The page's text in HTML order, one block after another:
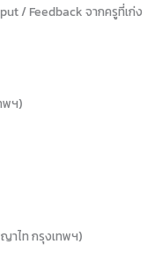
/ Feedback จากครูที่เก่ง
พฯ)
ญาไท กรุงเทพฯ)